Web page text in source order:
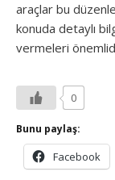
araçlar bu
konuda detaylı
vermeleri
0
Bunu paylaş:
Facebook